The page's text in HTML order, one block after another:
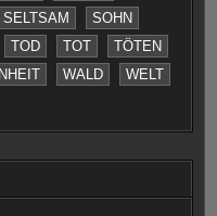
SELTSAM
SOHN
TOD TOT
TÖTEN
WALD
WELT